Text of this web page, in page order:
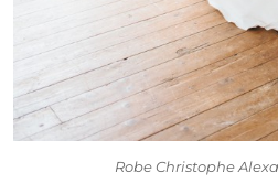
Robe Christophe